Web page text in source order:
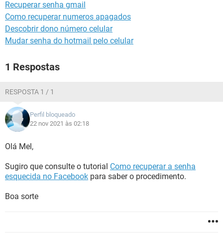
Recuperar senha gmail
Como recuperar numeros apagados
Descobrir dono número celular
Mudar senha do hotmail pelo celular
1 Respostas
RESPOSTA 1 / 1
Perfil bloqueado
22 nov 2021 às 02:18
Olá Mel,
Sugiro que consulte o tutorial Como recuperar a senha
esquecida no Facebook para saber o procedimento.
Boa sorte